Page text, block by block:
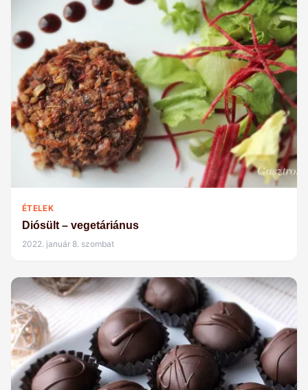
ÉTELEK
Diósült – vegetáriánus
2022. január 8. szombat